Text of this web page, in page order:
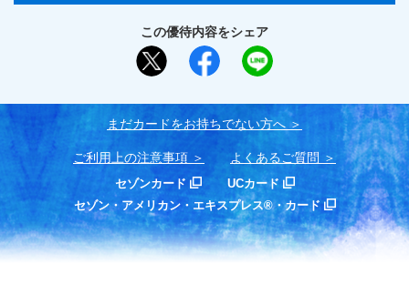
この優待内容をシェア
まだカードをお持ちでない⽅へ
ご利用上の注意事項 よくあるご質問
セゾンカード
UCカード
セゾン・アメリカン・エキスプレス®・カード